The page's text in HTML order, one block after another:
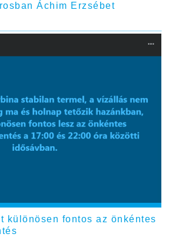
Áchim Erzsébet
különösen fontos az önkéntes